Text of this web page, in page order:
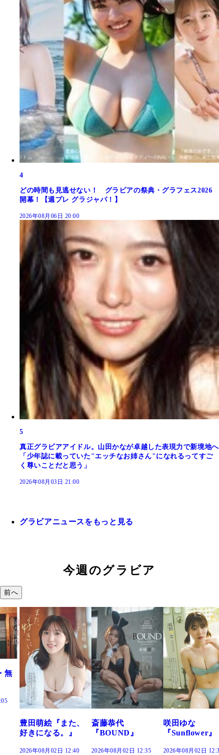
4
どの時間も見逃せない！ グラビアの祭典・グラフェス2026
開幕！【週プレ グラジャパ！】
2026年08月06日 20:00
5
真正グラビアアイドル。山田かなが卓越した表現力で新境地へ
「少年誌に載っていた"エッチなお姉さん"になれるってすご
く尊いことだと思う」
2026年08月03日 21:00
グラビアニュースをもっと見る
今週のグラビア
前へ
斎藤恭代
『BOUND』
2026年08月02日 12:35
咲田ゆな
『Sunflower』
2026年08月02日 12:30
藤水咲桜『花
だまり』
2026年08月02日